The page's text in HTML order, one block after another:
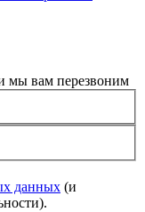
мы вам перезвоним
данных (и